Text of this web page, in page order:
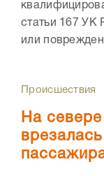
статьи 167 УК
или
Происшествия
На